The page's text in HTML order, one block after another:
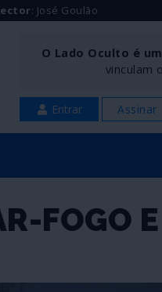
: José Goulão
O Lado Oculto é
vinculam
Entrar Assinar
FOGO